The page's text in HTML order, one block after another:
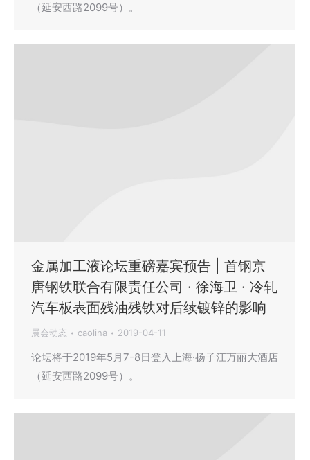
（延安西路2099号）。
金属加工液论坛重磅嘉宾预告 | 首钢京
唐钢铁联合有限责任公司 · 徐海卫 · 冷轧
汽车板表面残油残铁对后续镀锌的影响
展会动态 caolina 2019-04-11
论坛将于2019年5月7-8日登入上海·扬子江万丽大酒店
（延安西路2099号）。